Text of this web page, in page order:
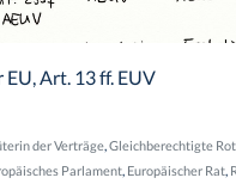
EU, Art. 13 ff. EUV
der Verträge Gleichberechtigte
Parlament Europäischer Rat